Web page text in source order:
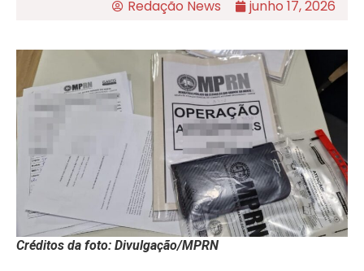
Redação News junho 17, 2026
Créditos da foto: Divulgação/MPRN